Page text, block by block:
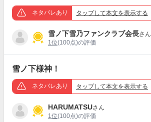
ネタバレあり タップして本文を表示する
雪ノ下雪乃ファンクラブ会長さん
1位(100点)の評価
雪ノ下様神！
ネタバレあり タップして本文を表示する
HARUMATSUさん
1位(100点)の評価